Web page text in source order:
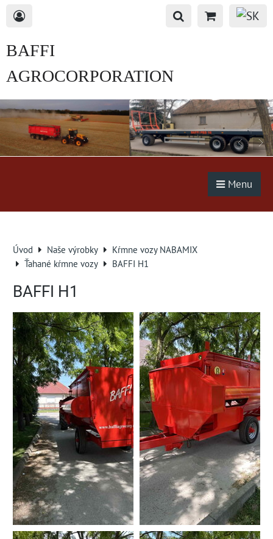
BAFFI
AGROCORPORATION
s.r.o.
Menu
Úvod Naše výrobky
Kŕmne vozy NABAMIX
Ťahané kŕmne vozy
BAFFI H1
BAFFI H1